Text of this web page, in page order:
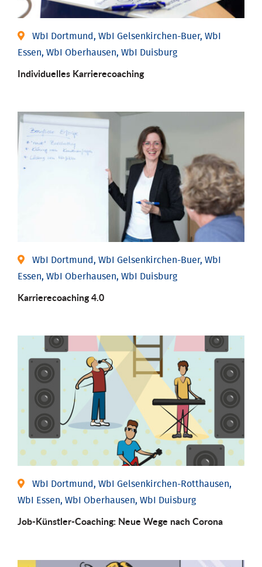
WbI Dortmund, WbI Gelsenkirchen-Buer, WbI
Essen, WbI Oberhausen, WbI Duisburg
Individu­elles Karrierecoaching
WbI Dortmund, WbI Gelsenkirchen-Buer, WbI
Essen, WbI Oberhausen, WbI Duisburg
Karriere­coaching 4.0
WbI Dortmund, WbI Gelsenkirchen-Rotthausen,
WbI Essen, WbI Oberhausen, WbI Duisburg
Job-Künstler-Coaching: Neue Wege nach Corona